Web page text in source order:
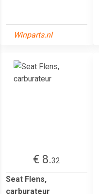
Winparts.nl
€ 8.32
Seat Flens,
carburateur